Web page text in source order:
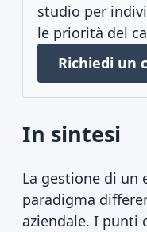
studio per
le priorità del
Richiedi un
In sintesi
La gestione di un
paradigma
aziendale. I punti